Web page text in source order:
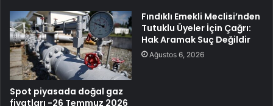
Spot piyasada doğal gaz
fiyatları -26 Temmuz 2026
Fındıklı Emekli Meclisi’nden
Tutuklu Üyeler İçin Çağrı:
Hak Aramak Suç Değildir
Ağustos 6, 2026